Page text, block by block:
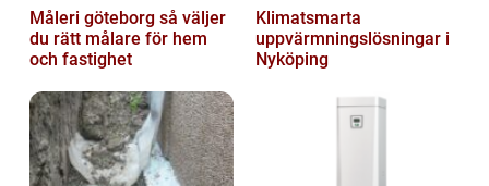
Måleri göteborg så väljer
du rätt målare för hem
och fastighet
Klimatsmarta
uppvärmningslösningar i
Nyköping